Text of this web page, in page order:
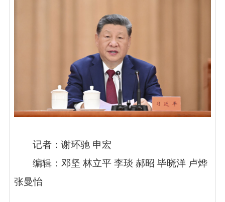
记者：谢环驰 申宏
编辑：邓坚 林立平 李琰 郝昭 毕晓洋 卢烨
张曼怡